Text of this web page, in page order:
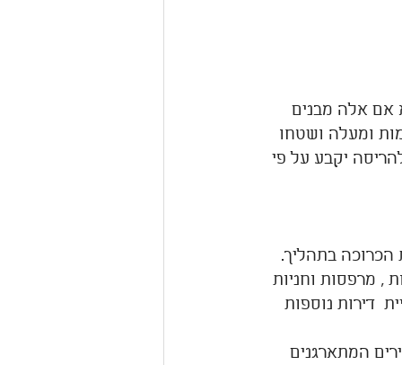
שההיתר לבנייתם הוצא לפני ה-1 בינואר 1980, אלא אם אלה מבנים
ומעלה ושטחו
להריסה יקבע על פי
הכרוכה בתהליך.
, מרפסות וחניות
דירות נוספות
דווקא מדיירים המתארגנים